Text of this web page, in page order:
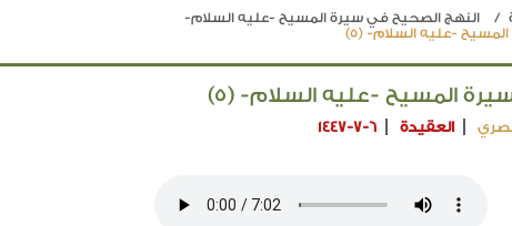
النهج الصحيح في سيرة المسيح -عليه السلام-
-عليه السلام- (5)
المسيح -عليه السلام- (5)
العقيدة 1447-7-6